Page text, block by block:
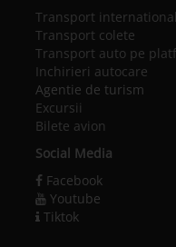
Transport
Transport colete
Transport auto pe
Inchirieri autocare
Agentie de turism
Excursii
Bilete avion
Social Media
Facebook
Youtube
Tiktok